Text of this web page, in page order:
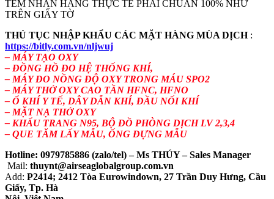
TEM NHÃN HÀNG THỰC TẾ PHẢI CHUẨN 100% NHƯ
TRÊN GIẤY TỜ
THỦ TỤC NHẬP KHẨU CÁC MẶT HÀNG MÙA DỊCH:
https://bitly.com.vn/nljwuj
– MÁY TẠO OXY
– ĐỒNG HỒ ĐO HỆ THỐNG KHÍ,
– MÁY ĐO NỒNG ĐỘ OXY TRONG MÁU SPO2
– MÁY THỞ OXY CAO TẦN HFNC, HFNO
– Ổ KHÍ Y TẾ, DÂY DẪN KHÍ, ĐẦU NỐI KHÍ
– MẶT NẠ THỞ OXY
– KHẨU TRANG N95, BỘ ĐỒ PHÒNG DỊCH LV 2,3,4
– QUE TĂM LẤY MẪU, ỐNG ĐỰNG MẪU
Hotline: 0979785886 (zalo/tel) – Ms THÚY – Sales Manager
Mail: thuynt@airseaglobalgroup.com.vn
Add: P2414; 2412 Tòa Eurowindown, 27 Trần Duy Hưng, Cầu
Giấy, Tp. Hà